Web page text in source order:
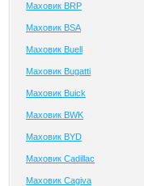
Маховик BRP
Маховик BSA
Маховик Buell
Маховик Bugatti
Маховик Buick
Маховик BWK
Маховик BYD
Маховик Cadillac
Маховик Cagiva